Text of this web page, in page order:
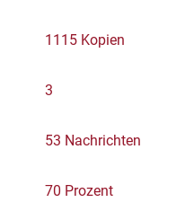
1115 Kopien
3
53 Nachrichten
70 Prozent